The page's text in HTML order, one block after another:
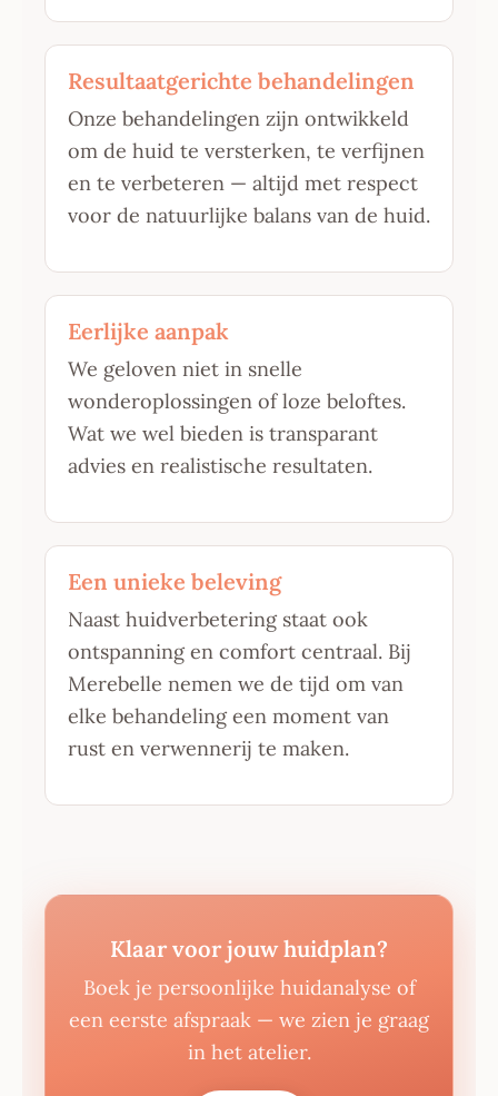
Resultaatgerichte behandelingen
Onze behandelingen zijn ontwikkeld
om de huid te versterken, te verfijnen
en te verbeteren — altijd met respect
voor de natuurlijke balans van de huid.
Eerlijke aanpak
We geloven niet in snelle
wonderoplossingen of loze beloftes.
Wat we wel bieden is transparant
advies en realistische resultaten.
Een unieke beleving
Naast huidverbetering staat ook
ontspanning en comfort centraal. Bij
Merebelle nemen we de tijd om van
elke behandeling een moment van
rust en verwennerij te maken.
Klaar voor jouw huidplan?
Boek je persoonlijke huidanalyse of
een eerste afspraak — we zien je graag
in het atelier.